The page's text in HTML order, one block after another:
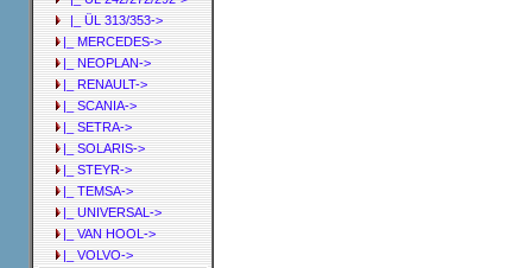
|_ ÜL 313/353->
|_ MERCEDES->
|_ NEOPLAN->
|_ RENAULT->
|_ SCANIA->
|_ SETRA->
|_ SOLARIS->
|_ STEYR->
|_ TEMSA->
|_ UNIVERSAL->
|_ VAN HOOL->
|_ VOLVO->